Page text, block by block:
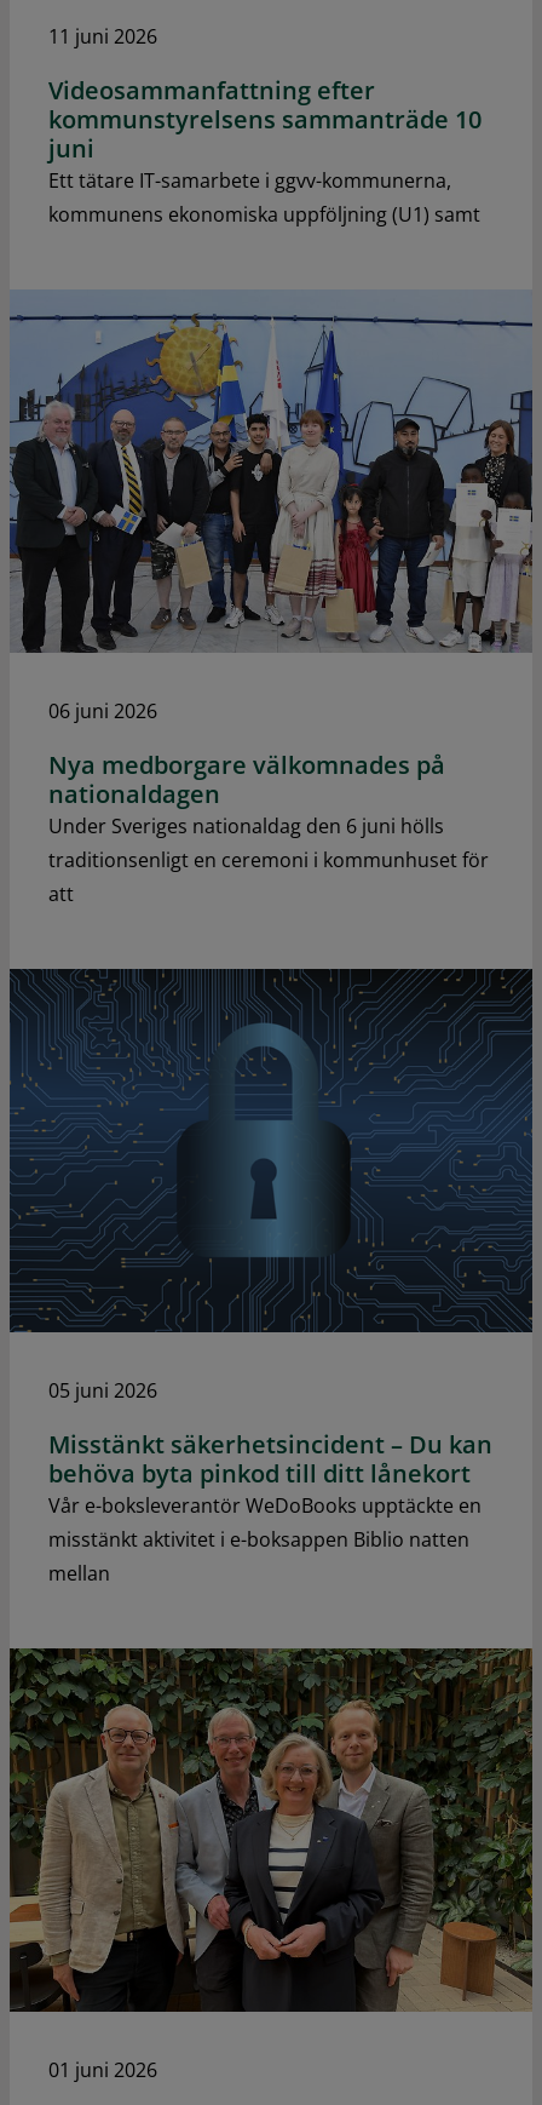
11 juni 2026
Videosammanfattning efter
kommunstyrelsens sammanträde 10
juni
Ett tätare IT-samarbete i ggvv-kommunerna,
kommunens ekonomiska uppföljning (U1) samt
06 juni 2026
Nya medborgare välkomnades på
nationaldagen
Under Sveriges nationaldag den 6 juni hölls
traditionsenligt en ceremoni i kommunhuset för
att
05 juni 2026
Misstänkt säkerhetsincident – Du kan
behöva byta pinkod till ditt lånekort
Vår e-boksleverantör WeDoBooks upptäckte en
misstänkt aktivitet i e-boksappen Biblio natten
mellan
01 juni 2026